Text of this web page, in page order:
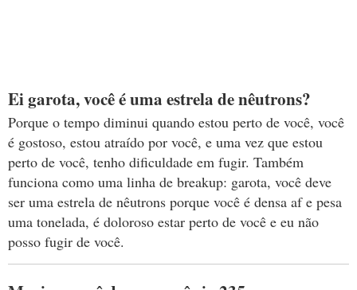
Ei garota, você é uma estrela de nêutrons?
Porque o tempo diminui quando estou perto de você, você
é gostoso, estou atraído por você, e uma vez que estou
perto de você, tenho dificuldade em fugir. Também
funciona como uma linha de breakup: garota, você deve
ser uma estrela de nêutrons porque você é densa af e pesa
uma tonelada, é doloroso estar perto de você e eu não
posso fugir de você.